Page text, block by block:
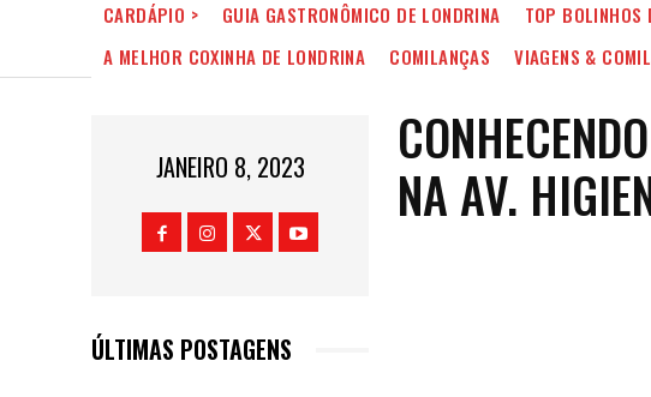
CARDÁPIO > GUIA GASTRONÔMICO DE LONDRINA TOP BOLINHOS
A MELHOR COXINHA DE LONDRINA
COMILANÇAS VIAGENS &
JANEIRO 8, 2023
ÚLTIMAS POSTAGENS
NA AV.